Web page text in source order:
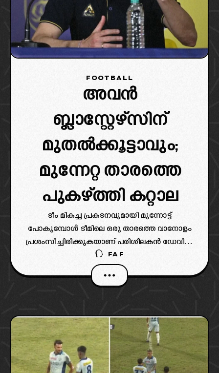
FOOTBALL
അവൻ
ബ്ലാസ്റ്റേഴ്സിന്
മുതൽക്കൂട്ടാവും;
മുന്നേറ്റ താരത്തെ
പുകഴ്ത്തി കറ്റാല
ടീം മികച്ച പ്രകടനവുമായി മുന്നോട്ട്
പോകുമ്പോൾ ടീമിലെ ഒരു താരത്തെ വാനോളം
പ്രശംസിച്ചിരിക്കുകയാണ് പരിശീലകൻ ഡേവിഡ്
കറ്റാല.
FAF